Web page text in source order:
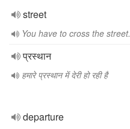
street
You have to cross the street.
प्रस्थान
हमारे प्रस्थान में देरी हो रही है
departure